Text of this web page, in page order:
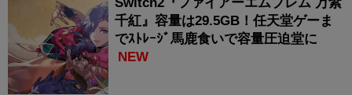
Switch2『ファイアーエムブレム 万紫
千紅』容量は29.5GB！任天堂ゲーま
でｽﾄﾚｰｼﾞ馬鹿食いで容量圧迫堂に
NEW